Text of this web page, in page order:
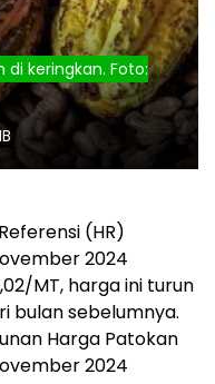
di keringkan. Foto:
(HR)
2024
MT, harga ini turun
bulan sebelumnya.
Harga Patokan
2024